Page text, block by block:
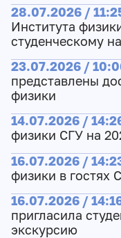
28.07.2026 /
Института
студенческому
23.07.2026 /
представлены
физики
14.07.2026 /
физики СГУ на
16.07.2026 /
физики в гостях
16.07.2026 /
пригласила
экскурсию